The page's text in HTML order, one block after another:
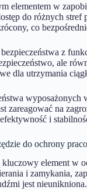
elementem w
do różnych
co
z
ale
dla utrzymania
wyposażonych
zareagować na
i
do ochrony
element w
i zamykania,
jest nieunikniona.